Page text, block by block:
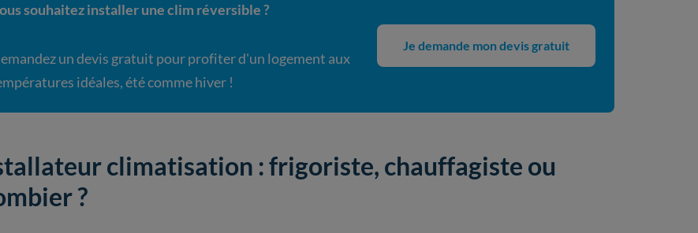
souhaitez installer une clim réversible ?
un devis gratuit pour profiter d'un logement aux
idéales, été comme hiver !
Je demande mon devis gratuit
climatisation : frigoriste, chauffagiste ou
?